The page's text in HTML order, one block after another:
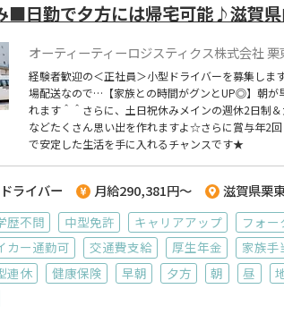
■日勤で夕方には帰宅可能♪滋賀
オーティーティーロジスティクス株式会社
経験者歓迎の＜正社員＞小型ドライバーを募集し
場配送なので…【家族との時間がグンとUP◎】朝が
れます＾＾さらに、土日祝休みメインの週休2日制
などたくさん思い出を作れますよ☆さらに賞与年2
で安定した生活を手に入れるチャンスです★
ライバー 月給290,381円～ 滋賀県栗
歴不問 中型免許 キャリアアップ フォ
カー通勤可 交通費支給 厚生年金 家族手
連休 健康保険 早朝 夕方 朝 昼